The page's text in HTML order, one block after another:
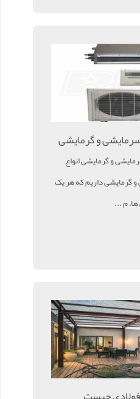
و گرمایشی
و گرمایشی انواع
گرمایشی داریم که هر یک
م ...